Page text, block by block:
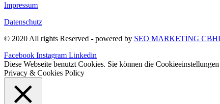
Impressum
Datenschutz
© 2020 All rights Reserved - powered by SEO MARKETING
Facebook Instagram Linkedin
Diese Webseite benutzt Cookies. Sie können die
Privacy & Cookies Policy